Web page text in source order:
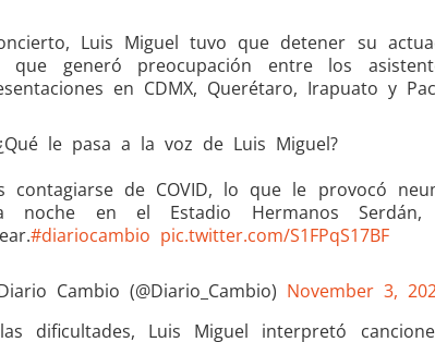
Luis Miguel tuvo que detener su
generó preocupación entre los
en CDMX, Querétaro, Irapuato y
le pasa a la voz de Luis Miguel?
contagiarse de COVID, lo que le provocó
noche en el Estadio Hermanos
#diariocambio pic.twitter.com/S1FPqS17BF
Cambio (@Diario_Cambio) November 3,
dificultades, Luis Miguel interpretó